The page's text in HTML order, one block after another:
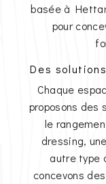
basée à
pour
Des
Chaque
proposons des
le
dressing,
autre type
concevons